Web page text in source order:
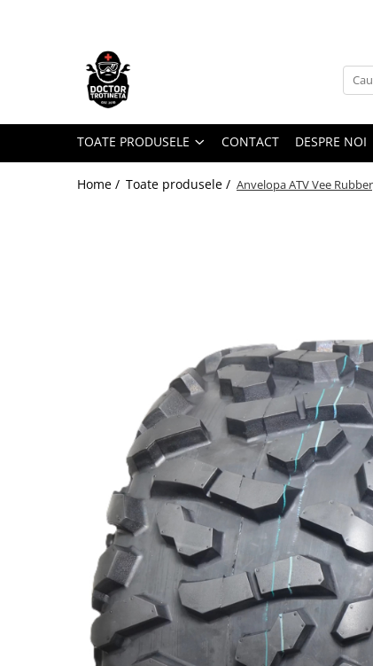
Toate Produsele
Piese de schimb
https://www.doctortrotineta.ro/electrica
Acceleratie
https://www.doctortrotineta.ro/frane
https://www.doctortrotineta.ro/lumini
https://www.doctortrotineta.ro/cadru
Aparatori (aripi)
Cricuri trotineta
TOATE PRODUSELE CONTACT DESPRE NOI
Home / Toate produsele / Anvelopa ATV Vee